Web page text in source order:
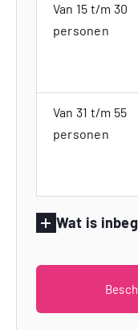
Van 15 t/m 30
personen
Van 31 t/m 55
personen
Wat is